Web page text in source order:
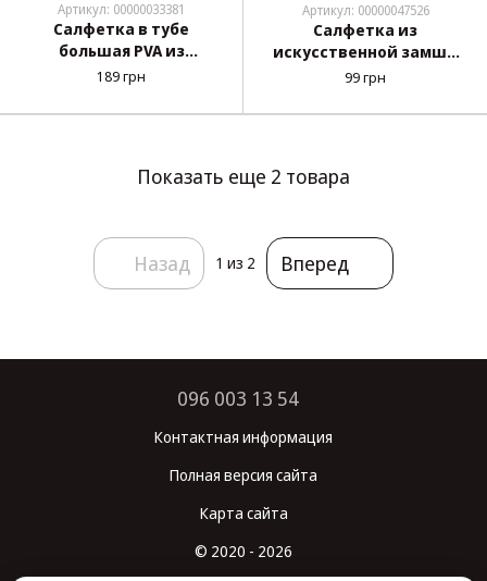
Артикул: 00000033381
Салфетка в тубе
большая PVA из
искусственной замши
189 грн
Артикул: 00000047526
Салфетка из
искусственной замши
43х32см Winso 150400
99 грн
Показать еще 2 товара
Назад 1 из 2 Вперед
096 003 13 54
Контактная информация
Полная версия сайта
Карта сайта
© 2020 - 2026